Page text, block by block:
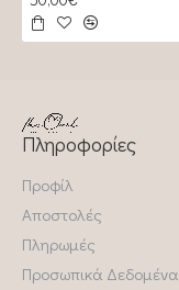
Πληροφορίες
Προφίλ
Αποστολές
Πληρωμές
Προσωπικά Δεδομένα